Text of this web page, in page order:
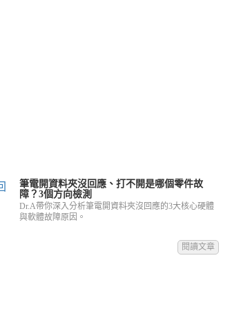
筆電開資料夾沒回應、打不開是哪個零件故
障？3個方向檢測
Dr.A帶你深入分析筆電開資料夾沒回應的3大核心硬體
與軟體故障原因。
閱讀文章